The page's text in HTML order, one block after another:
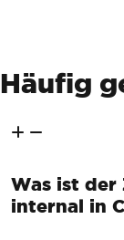
Häufig
Was ist der
internal in